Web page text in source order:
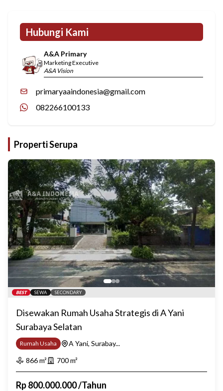
Hubungi Kami
A&A Primary
Marketing Executive
A&A Vision
primaryaaindonesia@gmail.com
082266100133
Properti Serupa
BEST SEWA SECONDARY
Disewakan Rumah Usaha Strategis di A Yani
Surabaya Selatan
Rumah Usaha
A Yani, Surabay...
866m² 700m²
Rp800.000.000/Tahun